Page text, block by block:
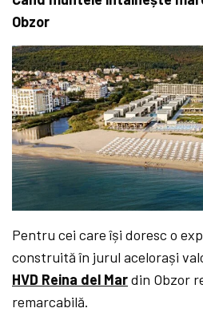
Obzor
Pentru cei care își doresc o
construită în jurul acelorași
HVD Reina del Mardin Obzor
remarcabilă.